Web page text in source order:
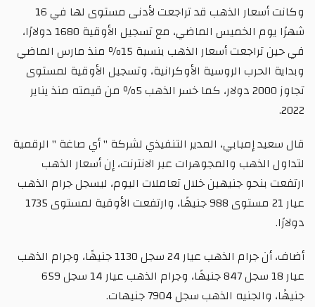
وكانت أسعار الذهب قد تراجعت لأدنى مستوى لها في 16
شهرًا يوم الخميس الماضي، مع تسجيل الأوقية 1680 دولارًا،
في حين تراجعت أسعار الذهب بنسبة 15٪ منذ مارس الماضي
وبداية الحرب الروسية الأوكرانية، وتسجيل الأوقية لمستوى
تجاوز 2000 دولار، كما خسر الذهب 5٪ من قيمته منذ يناير
2022.
قال سعيد إمبابي، المدير التنفيذي لشركة " أي صاغة " الرقمية
لتداول الذهب والمجوهرات عبر الانترنت، إن أسعار الذهب
ارتفعت بنحو جنيهين خلال تعاملات اليوم، ليسجل جرام الذهب
عيار 21 مستوى 988 جنيهًا، وارتفعت الأوقية لمستوى 1735
دولارًا.
أضاف، أن جرام الذهب عيار 24 سجل 1130 جنيهًا، وجرام الذهب
عيار 18 سجل 847 جنيهًا، وجرام الذهب عيار 14 سجل 659
جنيهًا، والجنيه الذهب سجل 7904 جنيهات.